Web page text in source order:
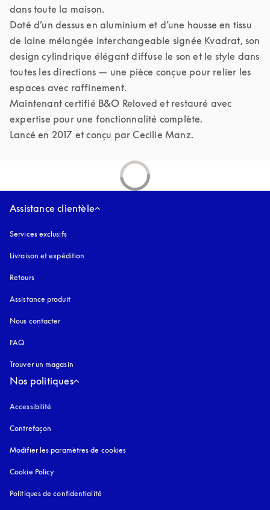
dans toute la maison.
Doté d’un dessus en aluminium et d’une housse en tissu
de laine mélangée interchangeable signée Kvadrat, son
design cylindrique élégant diffuse le son et le style dans
toutes les directions — une pièce conçue pour relier les
espaces avec raffinement.
Maintenant certifié B&O Reloved et restauré avec
expertise pour une fonctionnalité complète.
Lancé en 2017 et conçu par Cecilie Manz.
Assistance clientèle
Services exclusifs
Livraison et expédition
Retours
Assistance produit
Nous contacter
FAQ
Trouver un magasin
Nos politiques
Accessibilité
Contrefaçon
Modifier les paramètres de cookies
Cookie Policy
Politiques de confidentialité